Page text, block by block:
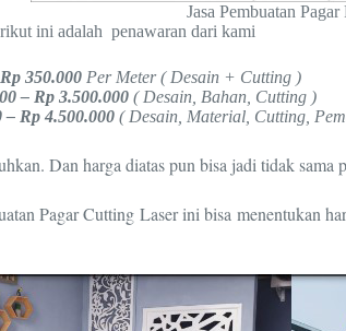
Jasa Pembuatan
ini adalah penawaran dari kami
350.000 Per Meter ( Desain + Cutting )
– Rp 3.500.000 ( Desain, Bahan, Cutting )
– Rp 4.500.000 ( Desain, Material, Cutting,
Dan harga diatas pun bisa jadi tidak sama
Pagar Cutting Laser ini bisa menentukan